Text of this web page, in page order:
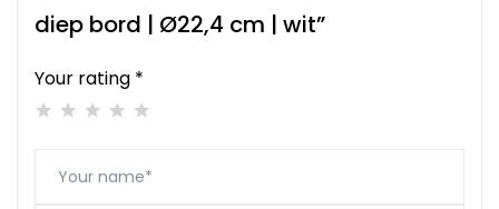
diep bord | Ø22,4 cm | wit”
Your rating *